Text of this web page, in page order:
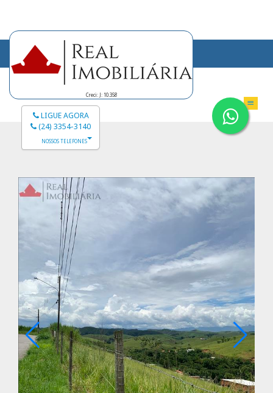
Creci: J: 10.358
LIGUE AGORA
(24) 3354-3140
NOSSOS TELEFONES